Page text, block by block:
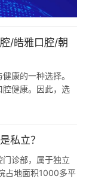
/皓雅口腔/朝
康的一种选择。
健康。因此，选
私立？
诊部，属于独立
占地面积1000多平